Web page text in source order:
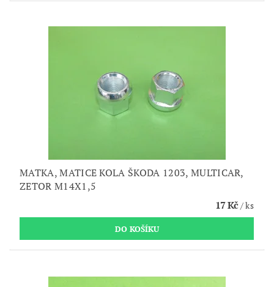
MATKA, MATICE KOLA ŠKODA 1203, MULTICAR,
ZETOR M14X1,5
17 Kč/ ks